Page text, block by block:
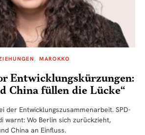
MAROKKO
Entwicklungskürzungen:
China füllen die Lücke“
der Entwicklungszusammenarbeit. SPD-
warnt: Wo Berlin sich zurückzieht,
China an Einfluss.